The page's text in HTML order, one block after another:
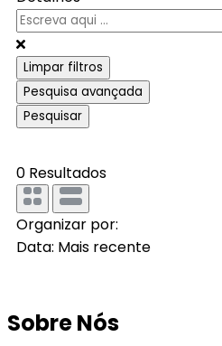
Limpar filtros
Pesquisa avançada
Pesquisar
0 Resultados
Organizar por:
Data: Mais recente
Sobre Nós